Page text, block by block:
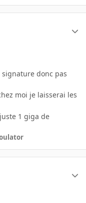
donc pas
moi je laisserai les
1 giga de